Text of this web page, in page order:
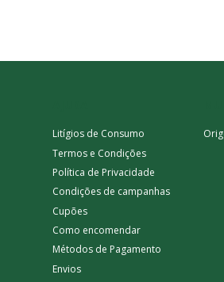
Litígios de Consumo
Termos e Condições
Política de Privacidade
Condições de campanhas
Cupões
Como encomendar
Métodos de Pagamento
Envios